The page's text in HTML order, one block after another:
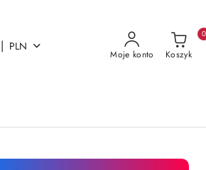
| PLN
Moje konto Koszyk
0